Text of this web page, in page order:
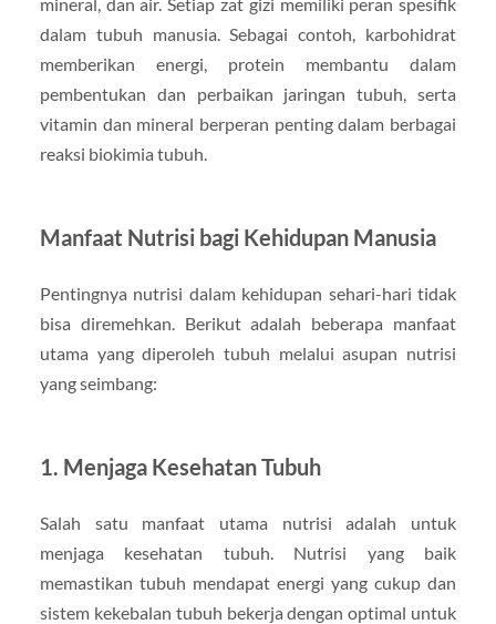
dalam tubuh manusia. Sebagai contoh, karbohidrat
memberikan energi, protein membantu dalam
pembentukan dan perbaikan jaringan tubuh, serta
vitamin dan mineral berperan penting dalam berbagai
reaksi biokimia tubuh.
Manfaat Nutrisi bagi Kehidupan Manusia
Pentingnya nutrisi dalam kehidupan sehari-hari tidak
bisa diremehkan. Berikut adalah beberapa manfaat
utama yang diperoleh tubuh melalui asupan nutrisi
yang seimbang:
1. Menjaga Kesehatan Tubuh
Salah satu manfaat utama nutrisi adalah untuk
menjaga kesehatan tubuh. Nutrisi yang baik
memastikan tubuh mendapat energi yang cukup dan
sistem kekebalan tubuh bekerja dengan optimal untuk